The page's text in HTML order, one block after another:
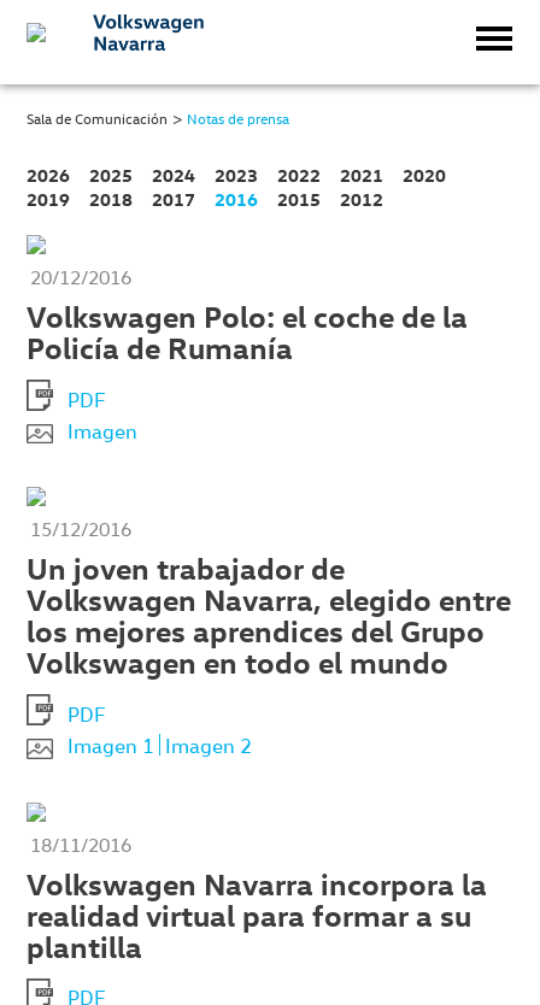
Sala de Comunicación > Notas de prensa
2026 2025 2024 2023 2022 2021
2020
2019
2018 2017 2016 2015 2012
20/12/2016
Volkswagen Polo: el coche de la
Policía de Rumanía
PDF
Imagen
15/12/2016
Un joven trabajador de
Volkswagen Navarra, elegido entre
los mejores aprendices del Grupo
Volkswagen en todo el mundo
PDF
Imagen 1 Imagen 2
18/11/2016
Volkswagen Navarra incorpora la
realidad virtual para formar a su
plantilla
PDF